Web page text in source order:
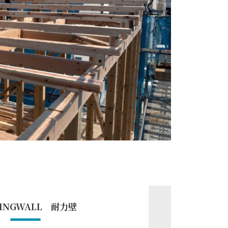
耐力壁